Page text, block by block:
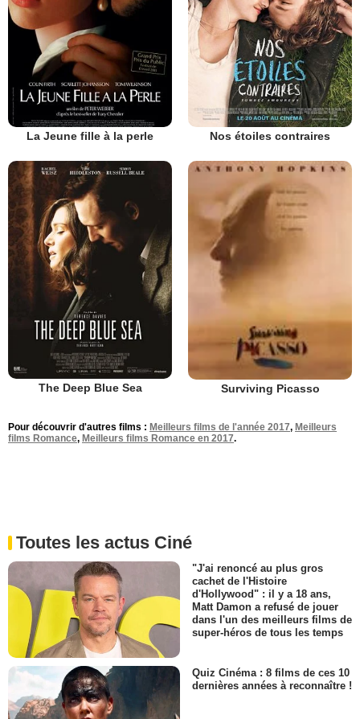
La Jeune fille à la perle Nos étoiles contraires
The Deep Blue Sea Surviving Picasso
Pour découvrir d'autres films : Meilleurs films de l'année 2017, Meilleurs
films Romance, Meilleurs films Romance en 2017.
Toutes les actus Ciné
"J'ai renoncé au plus gros
cachet de l'Histoire
d'Hollywood" : il y a 18 ans,
Matt Damon a refusé de jouer
dans l'un des meilleurs films de
super-héros de tous les temps
Quiz Cinéma : 8 films de ces 10
dernières années à reconnaître !